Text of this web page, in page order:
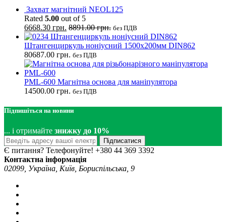
Захват магнітний NEOL125
Rated 5.00 out of 5
6668.30 грн. 8891.00грн. без ПДВ
Штангенциркуль ноніусний 1500x200мм DIN862
80687.00 грн. без ПДВ
PML-600 Магнітна основа для маніпулятора
14500.00 грн. без ПДВ
Підпишіться на новини
... і отримайте знижку до 10%
Підписатися
Є питання? Телефонуйте! +380 44 369 3392
Контактна інформація
02099, Україна, Київ, Бориспільська, 9